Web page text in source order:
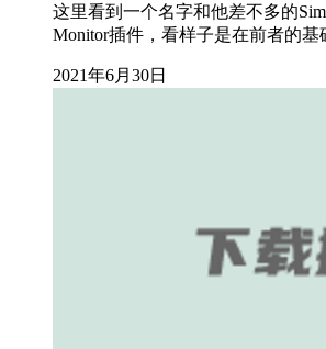
这里看到一个名字和他差不多的
Monitor插件，看样子是在前者的
2021年6月30日